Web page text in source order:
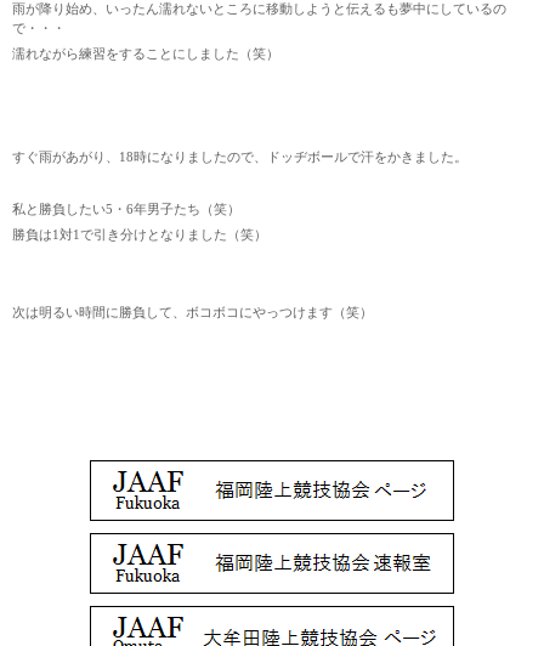
雨が降り始め、いったん濡れないところに移動しようと伝えるも夢中にしているの
で・・・
濡れながら練習をすることにしました（笑）
すぐ雨があがり、18時になりましたので、ドッヂボールで汗をかきました。
私と勝負したい5・6年男子たち（笑）
勝負は1対1で引き分けとなりました（笑）
次は明るい時間に勝負して、ボコボコにやっつけます（笑）